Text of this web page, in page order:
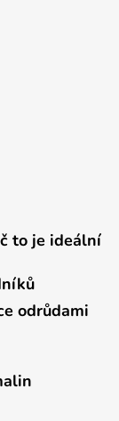
to je ideální
odrůdami